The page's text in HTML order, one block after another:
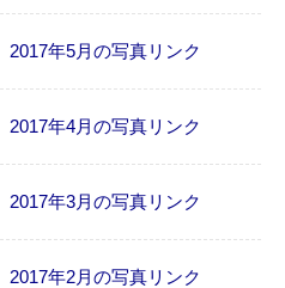
2017年5月の写真リンク
2017年4月の写真リンク
2017年3月の写真リンク
2017年2月の写真リンク